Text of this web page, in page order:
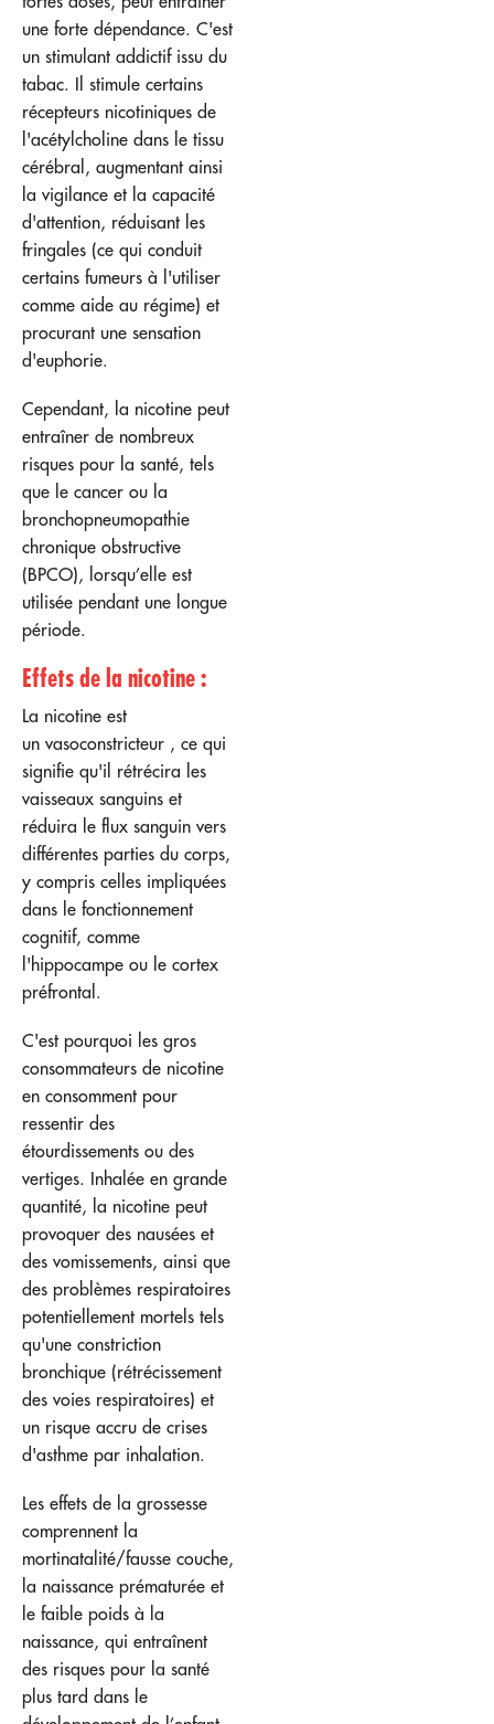
une forte dépendance. C'est
un stimulant addictif issu du
tabac. Il stimule certains
récepteurs nicotiniques de
l'acétylcholine dans le tissu
cérébral, augmentant ainsi
la vigilance et la capacité
d'attention, réduisant les
fringales (ce qui conduit
certains fumeurs à l'utiliser
comme aide au régime) et
procurant une sensation
d'euphorie.
Cependant, la nicotine peut
entraîner de nombreux
risques pour la santé, tels
que le cancer ou la
bronchopneumopathie
chronique obstructive
(BPCO), lorsqu’elle est
utilisée pendant une longue
période.
Effets de la nicotine :
La nicotine est
un vasoconstricteur , ce qui
signifie qu'il rétrécira les
vaisseaux sanguins et
réduira le flux sanguin vers
différentes parties du corps,
y compris celles impliquées
dans le fonctionnement
cognitif, comme
l'hippocampe ou le cortex
préfrontal.
C'est pourquoi les gros
consommateurs de nicotine
en consomment pour
ressentir des
étourdissements ou des
vertiges. Inhalée en grande
quantité, la nicotine peut
provoquer des nausées et
des vomissements, ainsi que
des problèmes respiratoires
potentiellement mortels tels
qu'une constriction
bronchique (rétrécissement
des voies respiratoires) et
un risque accru de crises
d'asthme par inhalation.
Les effets de la grossesse
comprennent la
mortinatalité/fausse couche,
la naissance prématurée et
le faible poids à la
naissance, qui entraînent
des risques pour la santé
plus tard dans le